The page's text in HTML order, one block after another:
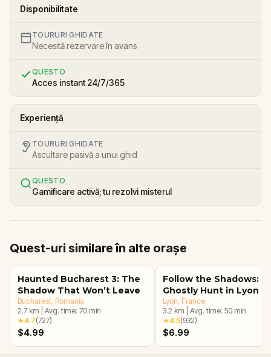
Disponibilitate
TOURURI GHIDATE
Necesită rezervare în avans
QUESTO
Acces instant 24/7/365
Experiență
TOURURI GHIDATE
Ascultare pasivă a unui ghid
QUESTO
Gamificare activă; tu rezolvi misterul
Quest-uri similare în alte orașe
Haunted Bucharest 3: The
Shadow That Won’t Leave
Bucharest , Romania
2.7 km Avg. time: 70 min
★4.7(727)
$4.99
Follow the Shadows: A
Ghostly Hunt in Lyon
Lyon , France
3.2 km Avg. time: 50 min
★4.5(932)
$6.99